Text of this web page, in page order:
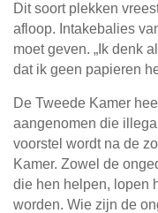
Dit soort plekken
afloop. Intakebalies
moet geven. „Ik denk
dat ik geen papieren
De Tweede Kamer
aangenomen die
voorstel wordt na de
Kamer. Zowel de
die hen helpen, lopen
worden. Wie zijn de